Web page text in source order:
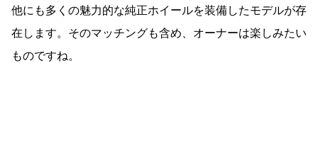
他にも多くの魅力的な純正ホイールを装備したモデルが存
在します。そのマッチングも含め、オーナーは楽しみたい
ものですね。